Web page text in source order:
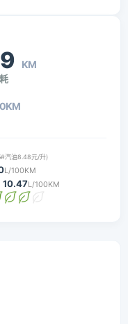
KM
汽油8.48元/升)
L/100KM
10.47L/100KM